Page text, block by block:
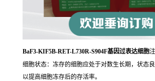
BaF3-KIF5B-RET-L730R-S904F基因过表达细胞
细胞状态：冻存的细胞应处于对数生长期，状态
以提高细胞冻存后的存活率。